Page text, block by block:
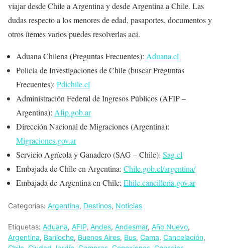
viajar desde Chile a Argentina y desde Argentina a Chile. Las
dudas respecto a los menores de edad, pasaportes, documentos y
otros ítemes varios puedes resolverlas acá.
Aduana Chilena (Preguntas Frecuentes): Aduana.cl
Policía de Investigaciones de Chile (buscar Preguntas
Frecuentes): Pdichile.cl
Administración Federal de Ingresos Públicos (AFIP –
Argentina): Afip.gob.ar
Dirección Nacional de Migraciones (Argentina):
Migraciones.gov.ar
Servicio Agrícola y Ganadero (SAG – Chile): Sag.cl
Embajada de Chile en Argentina: Chile.gob.cl/argentina/
Embajada de Argentina en Chile: Ehile.cancilleria.gov.ar
Categorías: Argentina, Destinos, Noticias
Etiquetas: Aduana, AFIP, Andes, Andesmar, Año Nuevo,
Argentina, Bariloche, Buenos Aires, Bus, Cama, Cancelación,